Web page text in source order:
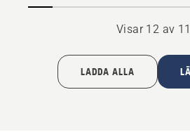
Visar 12 av
LADDA ALLA